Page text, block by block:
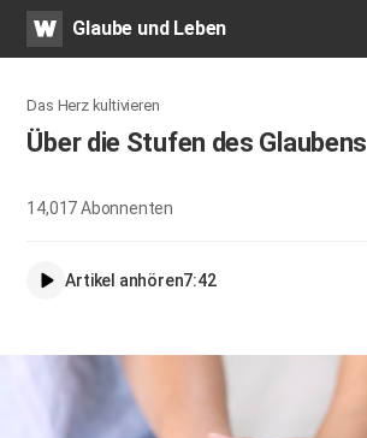
WATVGlaube und Leben
Das Herz kultivieren
Über die Stufen des Glaubens
14,017Abonnenten
Artikel anhören7:42